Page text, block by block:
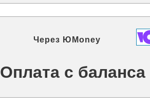
Через ЮMoney
Оплата с